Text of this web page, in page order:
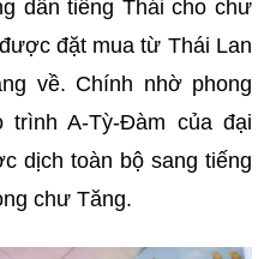
dẫn tiếng Thái cho chư
đặt mua từ Thái Lan
về. Chính nhờ phong
A-Tỳ-Đàm của đại
dịch toàn bộ sang tiếng
chư Tăng.